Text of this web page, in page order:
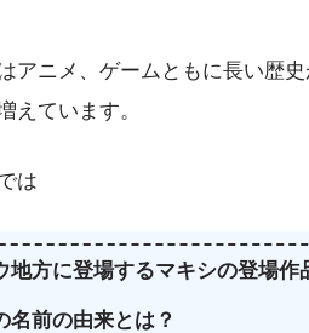
アニメ、ゲームともに長い歴
えています。
は
地方に登場するマキシの登場作
名前の由来とは？